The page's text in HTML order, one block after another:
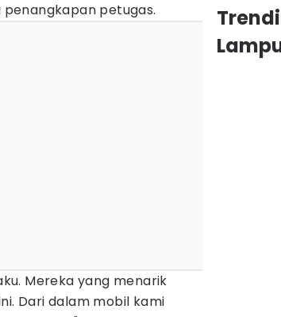
petugas.
Mereka yang menarik
Dari dalam mobil kami